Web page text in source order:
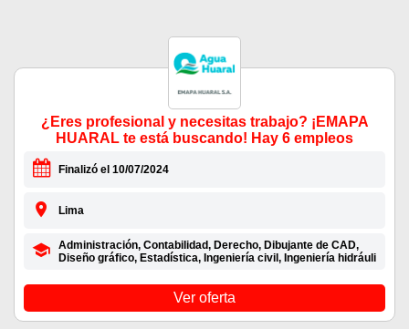
¿Eres profesional y necesitas trabajo? ¡EMAPA
HUARAL te está buscando! Hay 6 empleos
Finalizó el 10/07/2024
Lima
Administración, Contabilidad, Derecho, Dibujante de CAD,
Diseño gráfico, Estadística, Ingeniería civil, Ingeniería hidráuli
Ver oferta